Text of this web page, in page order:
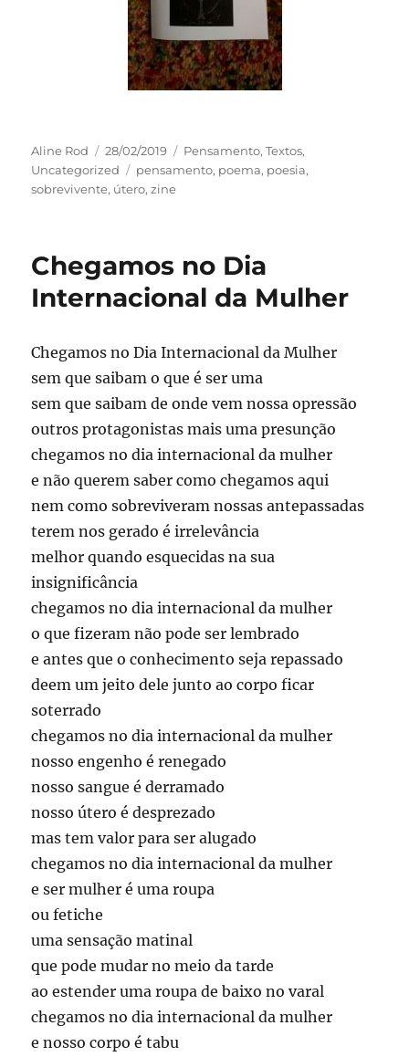
Autor
Aline Rod
Publicado
em
28/02/2019 Categorias
Pensamento,Textos,
Uncategorized
Tags
pensamento, poema, poesia,
sobrevivente, útero,zine
Chegamos no Dia
Internacional da Mulher
Chegamos no Dia Internacional da Mulher
sem que saibam o que é ser uma
sem que saibam de onde vem nossa opressão
outros protagonistas mais uma presunção
chegamos no dia internacional da mulher
e não querem saber como chegamos aqui
nem como sobreviveram nossas antepassadas
terem nos gerado é irrelevância
melhor quando esquecidas na sua
insignificância
chegamos no dia internacional da mulher
o que fizeram não pode ser lembrado
e antes que o conhecimento seja repassado
deem um jeito dele junto ao corpo ficar
soterrado
chegamos no dia internacional da mulher
nosso engenho é renegado
nosso sangue é derramado
nosso útero é desprezado
mas tem valor para ser alugado
chegamos no dia internacional da mulher
e ser mulher é uma roupa
ou fetiche
uma sensação matinal
que pode mudar no meio da tarde
ao estender uma roupa de baixo no varal
chegamos no dia internacional da mulher
e nosso corpo é tabu